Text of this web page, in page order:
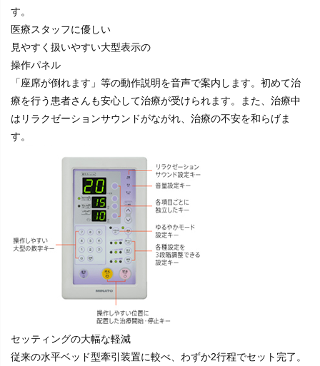
す。
医療スタッフに優しい
見やすく扱いやすい大型表示の
操作パネル
「座席が倒れます」等の動作説明を音声で案内します。初めて治
療を行う患者さんも安心して治療が受けられます。また、治療中
はリラクゼーションサウンドがながれ、治療の不安を和らげま
す。
セッティングの大幅な軽減
従来の水平ベッド型牽引装置に較べ、わずか2行程でセット完了。